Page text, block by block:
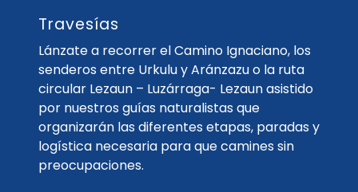
Travesías
Lánzate a recorrer el Camino Ignaciano, los
senderos entre Urkulu y Aránzazu o la ruta
circular Lezaun – Luzárraga- Lezaun asistido
por nuestros guías naturalistas que
organizarán las diferentes etapas, paradas y
logística necesaria para que camines sin
preocupaciones.